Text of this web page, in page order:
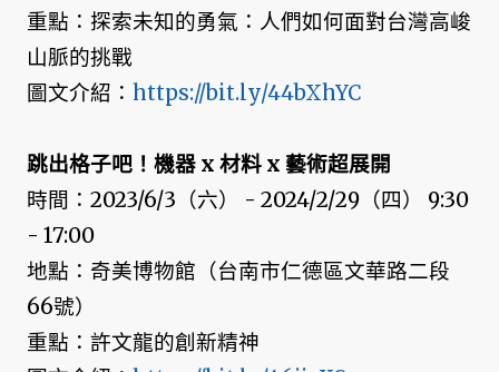
重點：探索未知的勇氣：人們如何面對台灣高峻
山脈的挑戰
圖文介紹： https://bit.ly/44bXhYC
跳出格子吧！機器 x 材料 x 藝術超展開
時間：2023/6/3（六） - 2024/2/29（四） 9:30
- 17:00
地點：奇美博物館（台南市仁德區文華路二段
66號）
重點：許文龍的創新精神